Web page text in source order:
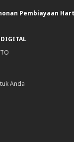
Pembiayaan
DIGITAL
Anda